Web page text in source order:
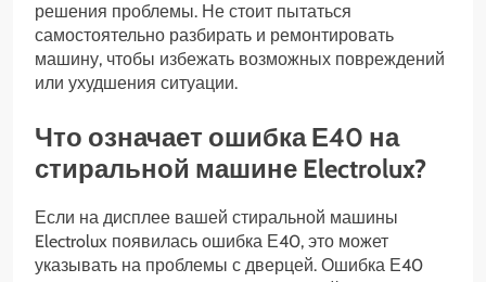
решения проблемы. Не стоит пытаться
самостоятельно разбирать и ремонтировать
машину, чтобы избежать возможных повреждений
или ухудшения ситуации.
Что означает ошибка Е40 на
стиральной машине Electrolux?
Если на дисплее вашей стиральной машины
Electrolux появилась ошибка Е40, это может
указывать на проблемы с дверцей. Ошибка Е40